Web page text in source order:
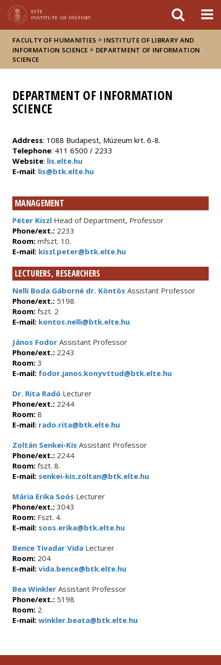
FACULTY OF HUMANITIES > INSTITUTE OF LIBRARY AND
INFORMATION SCIENCE > DEPARTMENT OF INFORMATION
SCIENCE
DEPARTMENT OF INFORMATION
SCIENCE
Address: 1088 Budapest, Múzeum krt. 6-8.
Telephone: 411 6500 / 2233
Website: lis.elte.hu
E-mail: lis@btk.elte.hu
MANAGEMENT
Péter Kiszl Head of Department, Professor
Phone/ext.: 2233
Room: mfszt. 10.
E-mail: kiszl.peter@btk.elte.hu
LECTURERS, RESEARCHERS
Nelli Boda Gáborné dr. Köntös Assistant Professor
Phone/ext.: 5198
Room: fszt. 2
E-mail: kontos.nelli@btk.elte.hu
János Fodor Assistant Professor
Phone/ext.: 2243
Room: 3
E-mail: fodor.janos.konyvttud@btk.elte.hu
Dr. Rita Radó Lecturer
Phone/ext.: 2244
Room: 8
E-mail: rado.rita@btk.elte.hu
Zoltán Senkei-Kis Assistant Professor
Phone/ext.: 2244
Room: fszt. 8.
E-mail: senkei-kis.zoltan@btk.elte.hu
Mária Erika Soós Lecturer
Phone/ext.: 3043
Room: Fszt. 4.
E-mail: soos.erika@btk.elte.hu
Bence Tivadar Vida Lecturer
Room: 204
E-mail: vida.bence@btk.elte.hu
Bea Winkler Assistant Professor
Phone/ext.: 5198
Room: 2.
E-mail: winkler.beata@btk.elte.hu